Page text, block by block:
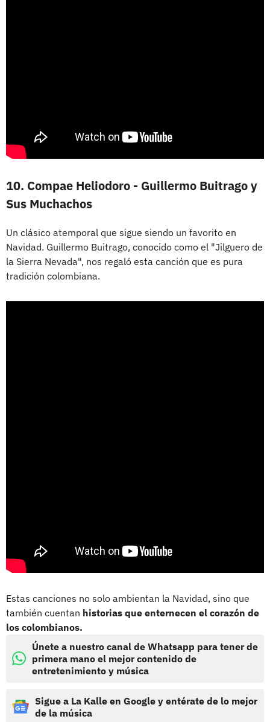
10. Compae Heliodoro - Guillermo Buitrago y
Sus Muchachos
Un clásico atemporal que sigue siendo un favorito en
Navidad. Guillermo Buitrago, conocido como el "Jilguero de
la Sierra Nevada", nos regaló esta canción que es pura
tradición colombiana.
Estas canciones no solo ambientan la Navidad, sino que
también cuentan historias que enternecen el corazón de
los colombianos.
Únete a nuestro canal de Whatsapp para tener de
primera mano el mejor contenido de
entretenimiento y música
Sigue a La Kalle en Google y entérate de lo mejor
de la música